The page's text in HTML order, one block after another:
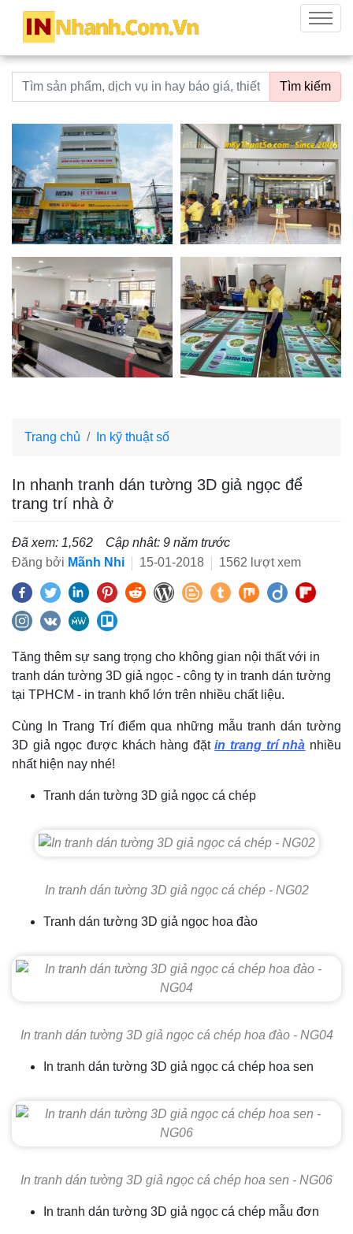
innhanh.com.vn
Menu
Từ khoá tìm kiếm Tìm kiếm
Trang chủ In kỹ thuật số
In nhanh tranh dán tường 3D giả ngọc để
trang trí nhà ở
Đã xem: 1,562
Cập nhât: 9 năm trước
Đăng bởi Mãnh Nhi 15-01-2018 1562 lượt xem
Tăng thêm sự sang trọng cho không gian nội thất với in
tranh dán tường 3D giả ngọc - công ty in tranh dán tường
tại TPHCM - in tranh khổ lớn trên nhiều chất liệu.
Cùng In Trang Trí điểm qua những mẫu tranh dán tường
3D giả ngọc được khách hàng đặtin trang trí nhà nhiều
nhất hiện nay nhé!
Tranh dán tường 3D giả ngọc cá chép
In tranh dán tường 3D giả ngọc cá chép - NG02
Tranh dán tường 3D giả ngọc hoa đào
In tranh dán tường 3D giả ngọc cá chép hoa đào - NG04
In tranh dán tường 3D giả ngọc cá chép hoa sen
In tranh dán tường 3D giả ngọc cá chép hoa sen - NG06
In tranh dán tường 3D giả ngọc cá chép mẫu đơn